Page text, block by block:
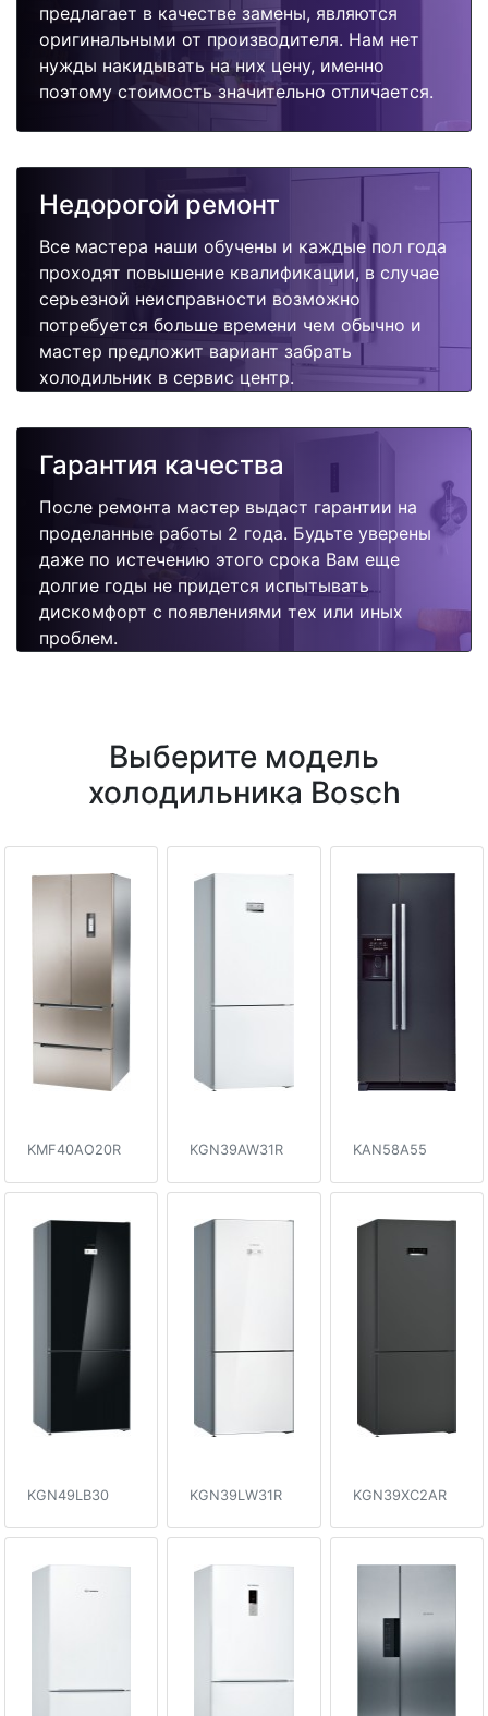
предлагает в качестве замены, являются
оригинальными от производителя. Нам нет
нужды накидывать на них цену, именно
поэтому стоимость значительно отличается.
Недорогой ремонт
Все мастера наши обучены и каждые пол года
проходят повышение квалификации, в случае
серьезной неисправности возможно
потребуется больше времени чем обычно и
мастер предложит вариант забрать
холодильник в сервис центр.
Гарантия качества
После ремонта мастер выдаст гарантии на
проделанные работы 2 года. Будьте уверены
даже по истечению этого срока Вам еще
долгие годы не придется испытывать
дискомфорт с появлениями тех или иных
проблем.
Выберите модель
холодильника Bosch
KMF40AO20R KGN39AW31R KAN58A55
KGN49LB30 KGN39LW31R KGN39XC2AR